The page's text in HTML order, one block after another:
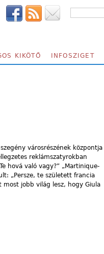
KIKÖTŐ INFOSZIGET
városrészének központja
reklámszatyrokban
hová való vagy?” „Martinique-
„Persze, te született francia
most jobb világ lesz, hogy Giula